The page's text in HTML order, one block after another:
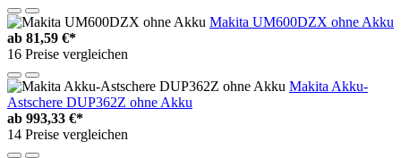
Makita UM600DZX ohne Akku
ab 81,59 €*
16 Preise vergleichen
Makita Akku-
Astschere DUP362Z ohne Akku
ab 993,33 €*
14 Preise vergleichen